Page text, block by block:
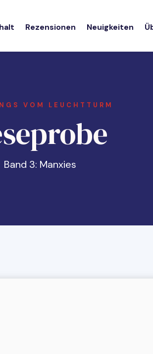
Rezensionen Neuigkeiten
VOM LEUCHTTURM
Band 3: Manxies